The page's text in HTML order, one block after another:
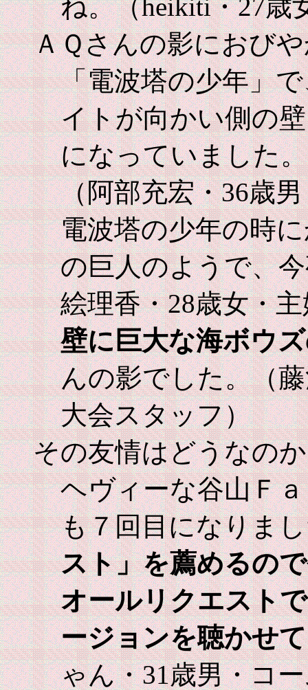
ね。（heikiti・27歳
ＡＱさんの影におび
「電波塔の少年」
イトが向かい側の
になっていました
（阿部充宏・36歳
電波塔の少年の時
の巨人のようで、
絵理香・28歳女・
壁に巨大な海ボウ
んの影でした。（
大会スタッフ）
その友情はどうなの
ヘヴィーな谷山Ｆ
も７回目になりま
スト」を薦めるの
オールリクエスト
ージョンを聴かせ
ゃん・31歳男・コ